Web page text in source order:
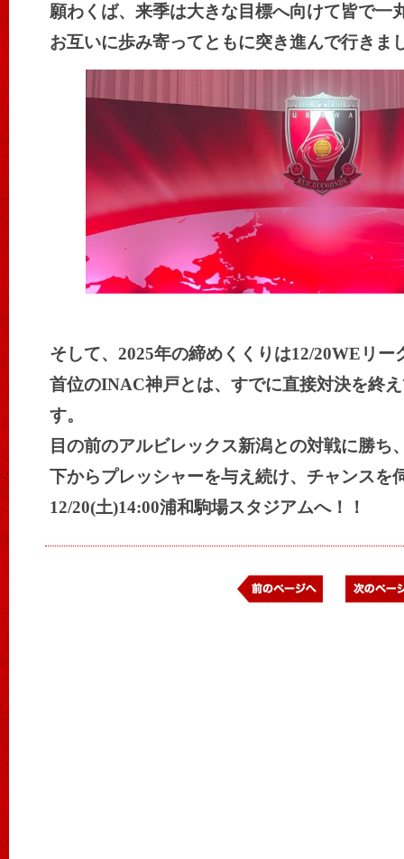
願わくば、来季は大きな目標へ向けて皆で一
お互いに歩み寄ってともに突き進んで行きま
そして、2025年の締めくくりは12/20WEリー
首位のINAC神戸とは、すでに直接対決を終
す。
目の前のアルビレックス新潟との対戦に勝ち
下からプレッシャーを与え続け、チャンスを
12/20(土)14:00浦和駒場スタジアムへ！！